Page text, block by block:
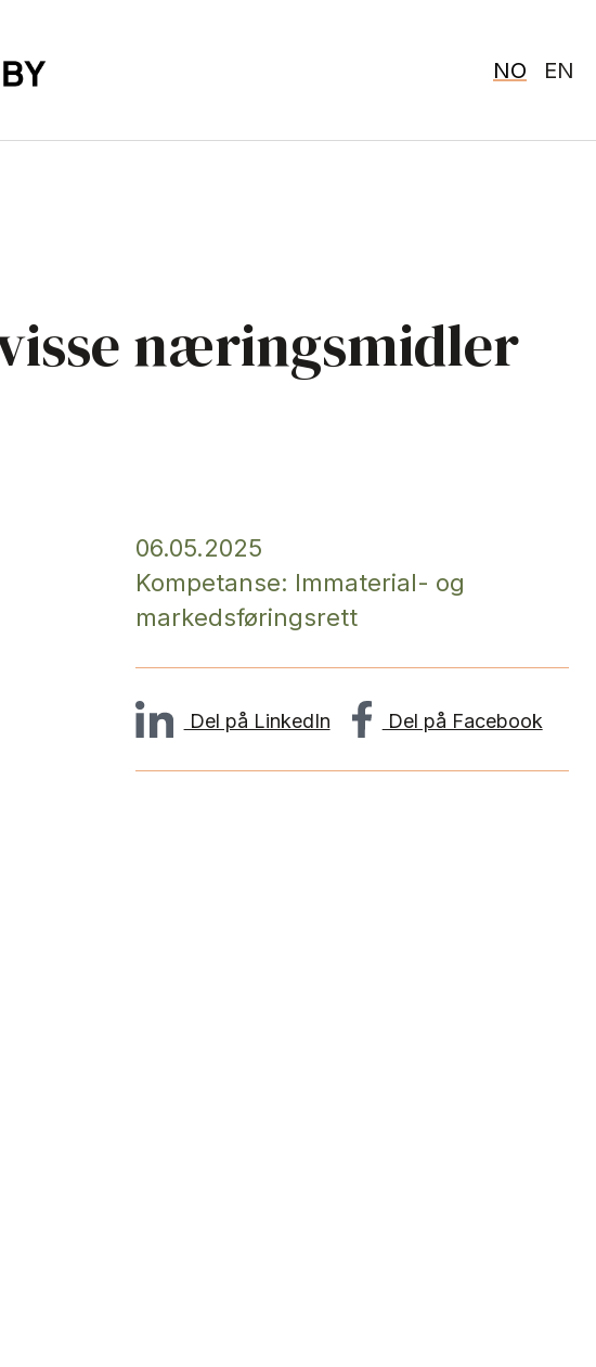
NO EN
næringsmidler
06.05.2025
Kompetanse: Immaterial- og
markedsføringsrett
Del på LinkedIn Del på Facebook